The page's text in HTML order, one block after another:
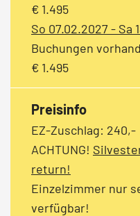
€ 1.495
So 07.02.2027 - Sa
Buchungen
€ 1.495
Preisinfo
EZ-Zuschlag: 240,-
ACHTUNG!
return!
Einzelzimmer nur
verfügbar!